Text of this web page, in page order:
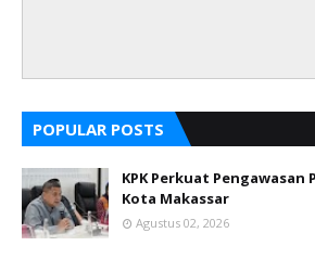
POPULAR POSTS
KPK Perkuat
Kota Makassar
Agustus 02, 2026